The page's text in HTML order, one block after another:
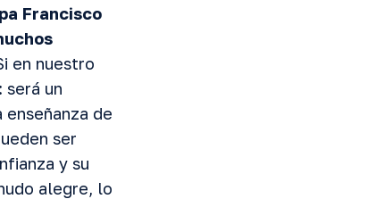
Francisco
en nuestro
será un
de
ser
y su
alegre, lo